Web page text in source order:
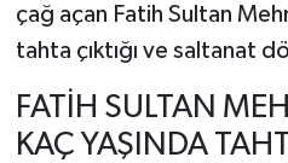
çağ açan Fatih Sultan
tahta çıktığı ve saltanat
FATİH SULTAN
KAÇ YAŞINDA